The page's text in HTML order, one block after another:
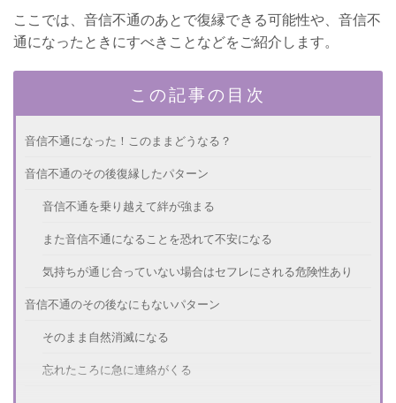
ここでは、音信不通のあとで復縁できる可能性や、音信不
通になったときにすべきことなどをご紹介します。
この記事の目次
音信不通になった！このままどうなる？
音信不通のその後復縁したパターン
音信不通を乗り越えて絆が強まる
また音信不通になることを恐れて不安になる
気持ちが通じ合っていない場合はセフレにされる危険性あり
音信不通のその後なにもないパターン
そのまま自然消滅になる
忘れたころに急に連絡がくる